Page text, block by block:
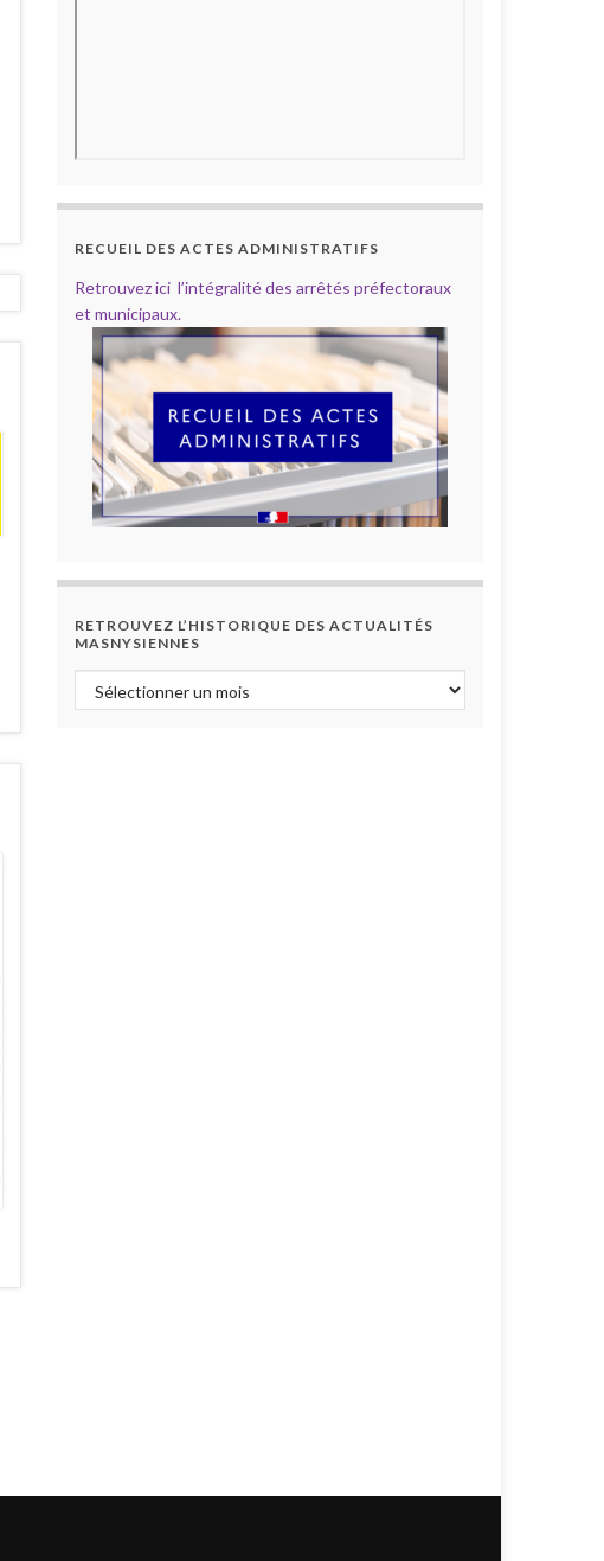
RECUEIL DES ACTES ADMINISTRATIFS
Retrouvez ici l’intégralité des arrêtés préfectoraux
et municipaux.
RETROUVEZ L’HISTORIQUE DES ACTUALITÉS
MASNYSIENNES
Retrouvez l’historique des actualités masnysiennes